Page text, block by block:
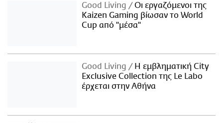
Good Living
Οι εργαζόμενοι της
Kaizen Gaming βίωσαν το World
Cup από "μέσα"
Good Living
Η εμβληματική City
Exclusive Collection της Le Labo
έρχεται στην Αθήνα